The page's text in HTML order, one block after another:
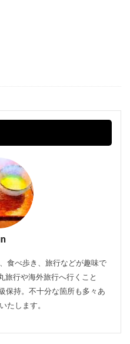
食べ歩き、旅行などが趣味で
旅行や海外旅行へ行くこと
保持。不十分な箇所も多々あ
たします。